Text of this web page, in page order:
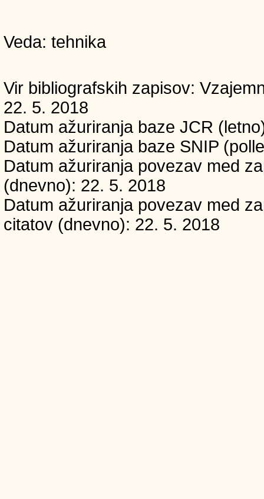
Veda: tehnika
Vir bibliografskih zapisov:
22. 5. 2018
Datum ažuriranja baze JCR
Datum ažuriranja baze SNIP
Datum ažuriranja povezav med
(dnevno): 22. 5. 2018
Datum ažuriranja povezav med
citatov (dnevno): 22. 5. 2018